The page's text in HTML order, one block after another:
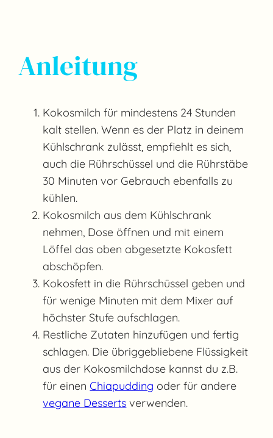
Anleitung
Kokosmilch für mindestens 24 Stunden
kalt stellen. Wenn es der Platz in deinem
Kühlschrank zulässt, empfiehlt es sich,
auch die Rührschüssel und die Rührstäbe
30 Minuten vor Gebrauch ebenfalls zu
kühlen.
Kokosmilch aus dem Kühlschrank
nehmen, Dose öffnen und mit einem
Löffel das oben abgesetzte Kokosfett
abschöpfen.
Kokosfett in die Rührschüssel geben und
für wenige Minuten mit dem Mixer auf
höchster Stufe aufschlagen.
Restliche Zutaten hinzufügen und fertig
schlagen. Die übriggebliebene Flüssigkeit
aus der Kokosmilchdose kannst du z.B.
für einenChiapudding oder für andere
vegane Desserts verwenden.